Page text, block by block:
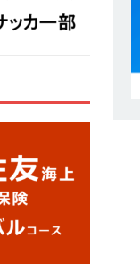
】 東京勤務・
・大阪勤務
利厚生・資格